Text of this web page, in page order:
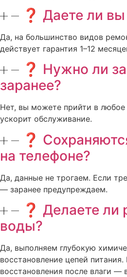
❓ Даете ли
Да, на большинство видов
действует гарантия 1–12
❓ Нужно ли
заранее?
Нет, вы можете прийти в любое
ускорит обслуживание.
❓
на телефоне?
Да, данные не трогаем. Если
— заранее предупреждаем.
❓ Делаете ли
воды?
Да, выполняем глубокую
восстановление цепей питания.
восстановления после влаги —